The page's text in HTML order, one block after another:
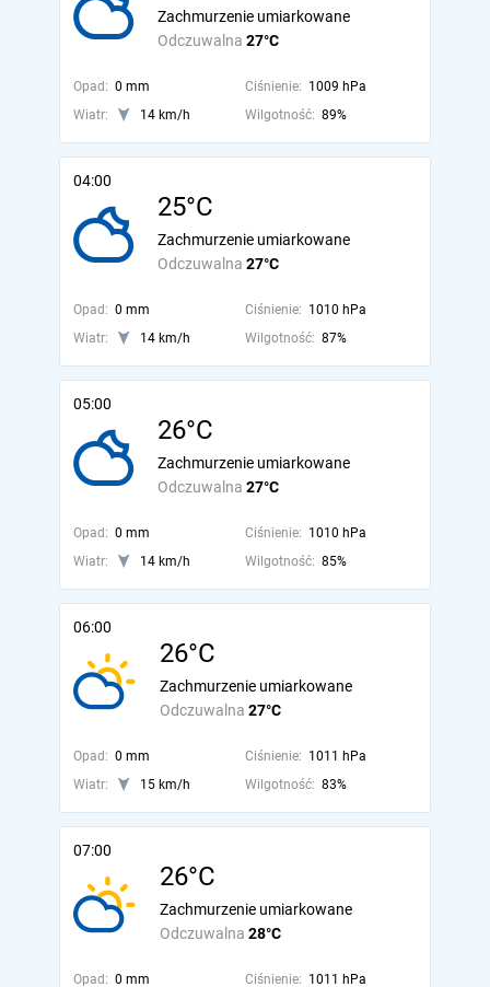
Odczuwalna 27°C
Zachmurzenie umiarkowane
Opad: 0 mm Ciśnienie: 1009 hPa
Wiatr:
14 km/h Wilgotność: 89%
04:00
25°C
Odczuwalna 27°C
Zachmurzenie umiarkowane
Opad: 0 mm Ciśnienie: 1010 hPa
Wiatr:
14 km/h Wilgotność: 87%
05:00
26°C
Odczuwalna 27°C
Zachmurzenie umiarkowane
Opad: 0 mm Ciśnienie: 1010 hPa
Wiatr:
14 km/h Wilgotność: 85%
06:00
26°C
Odczuwalna 27°C
Zachmurzenie umiarkowane
Opad: 0 mm Ciśnienie: 1011 hPa
Wiatr:
15 km/h Wilgotność: 83%
07:00
26°C
Odczuwalna 28°C
Zachmurzenie umiarkowane
Opad: 0 mm Ciśnienie: 1011 hPa